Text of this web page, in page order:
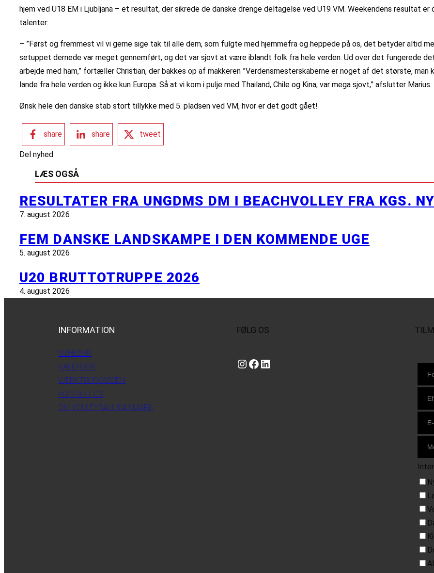
hjem ved U18 EM i Ljubljana – et resultat, der sikrede de danske drenge deltagelse ved U19 VM. Weekendens resultat
talenter:
– ”Først og fremmest vil vi gerne sige tak til alle dem, som fulgte med hjemmefra og heppede på os, det betyder altid
setuppet dernede var meget gennemført, og det var sjovt at være iblandt folk fra hele verden. Ud over det fungerede
arbejde med ham,” fortæller Christian, der bakkes op af makkeren ”Verdensmesterskaberne er noget af det største,
lande fra hele verden og ikke kun Europa. Så at vi kom i pulje med Thailand, Chile og Kina, var mega sjovt,” afslutter Marius.
Ønsk hele den danske stab stort tillykke med 5. pladsen ved VM, hvor er det godt gået!
share share tweet
Del nyhed
LÆS OGSÅ
RESULTATER FRA UNGDMS DM I BEACHVOLLEY FRA KGS.
7. august 2026
FEM DANSKE LANDSKAMPE I DEN KOMMENDE UGE
5. august 2026
U20 BRUTTOTRUPPE 2026
4. august 2026
INFORMATION
NYHEDER
KALENDER
VÆRKTØJSKASSEN
KONTAKT OS
OM VOLLEYBALL DANMARK
FØLG OS
Instagram https://www.facebook.com/danishbeachvolleytour LinkedIn